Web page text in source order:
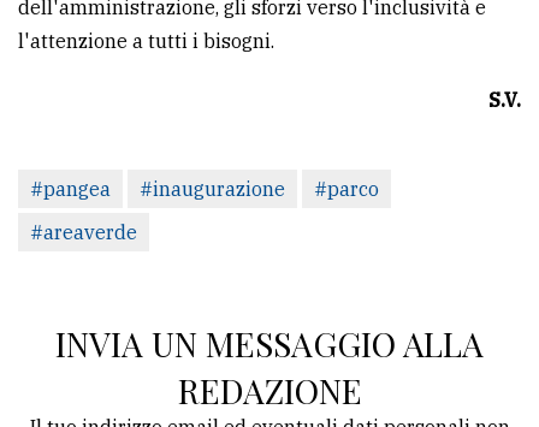
dell'amministrazione, gli sforzi verso l'inclusività e
l'attenzione a tutti i bisogni.
S.V.
#pangea #inaugurazione
#parco
#areaverde
INVIA UN MESSAGGIO ALLA
REDAZIONE